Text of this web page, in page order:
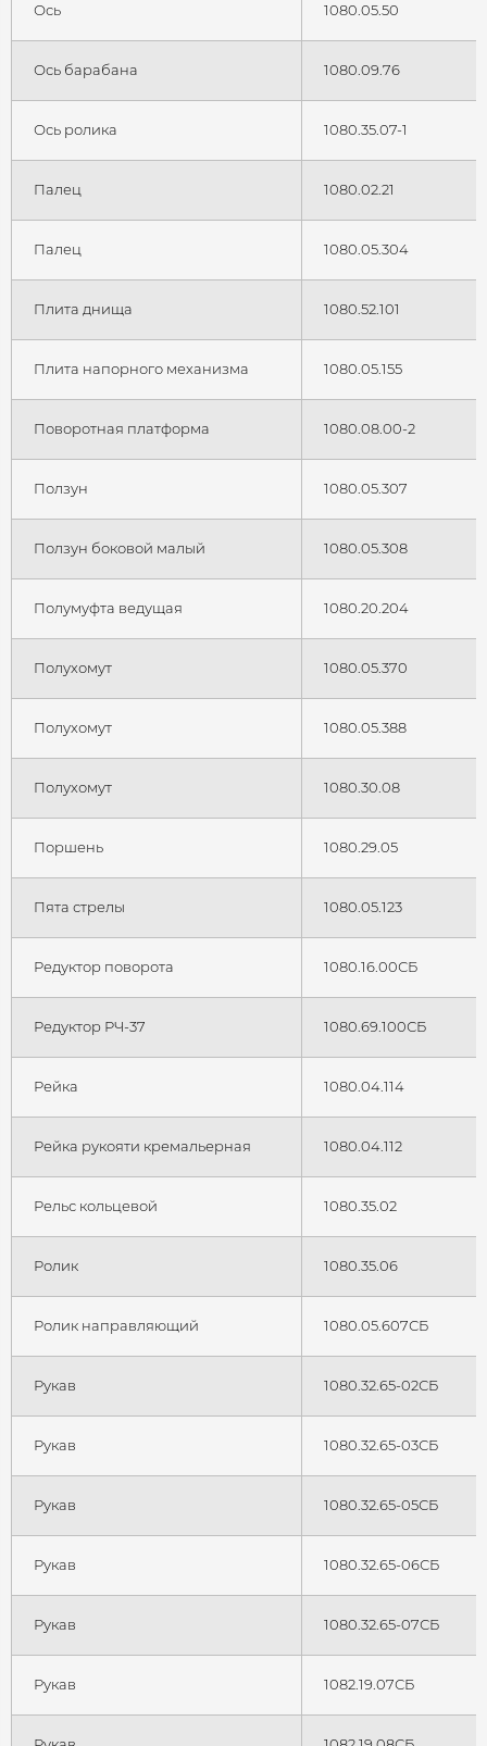
Ось 1080.05.50
Ось барабана 1080.09.76
Ось ролика 1080.35.07-1
Палец 1080.02.21
Палец 1080.05.304
Плита днища 1080.52.101
Плита напорного механизма 1080.05.155
Поворотная платформа 1080.08.00-2
Ползун 1080.05.307
Ползун боковой малый 1080.05.308
Полумуфта ведущая 1080.20.204
Полухомут 1080.05.370
Полухомут 1080.05.388
Полухомут 1080.30.08
Поршень 1080.29.05
Пята стрелы 1080.05.123
Редуктор поворота 1080.16.00СБ
Редуктор РЧ-37 1080.69.100СБ
Рейка 1080.04.114
Рейка рукояти кремальерная 1080.04.112
Рельс кольцевой 1080.35.02
Ролик 1080.35.06
Ролик направляющий 1080.05.607СБ
Рукав 1080.32.65-02СБ
Рукав 1080.32.65-03СБ
Рукав 1080.32.65-05СБ
Рукав 1080.32.65-06СБ
Рукав 1080.32.65-07СБ
Рукав 1082.19.07СБ